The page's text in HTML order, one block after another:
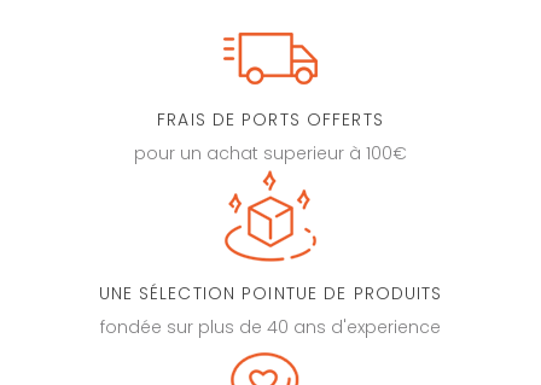
FRAIS DE PORTS OFFERTS
pour un achat superieur à 100€
UNE SÉLECTION POINTUE DE PRODUITS
fondée sur plus de 40 ans d'experience